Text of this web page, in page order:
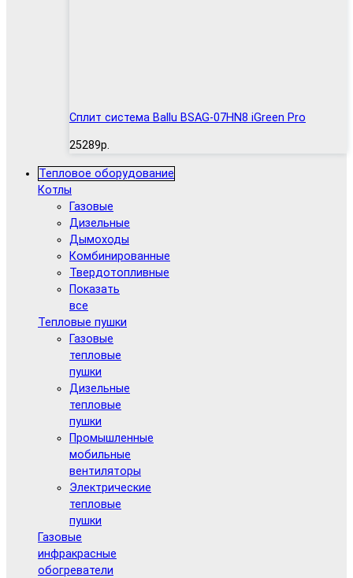
Сплит система Ballu BSAG-07HN8 iGreen Pro
25289р.
Тепловое оборудование
Котлы
Газовые
Дизельные
Дымоходы
Комбинированные
Твердотопливные
Показать
все
Тепловые пушки
Газовые
тепловые
пушки
Дизельные
тепловые
пушки
Промышленные
мобильные
вентиляторы
Электрические
тепловые
пушки
Газовые
инфракрасные
обогреватели